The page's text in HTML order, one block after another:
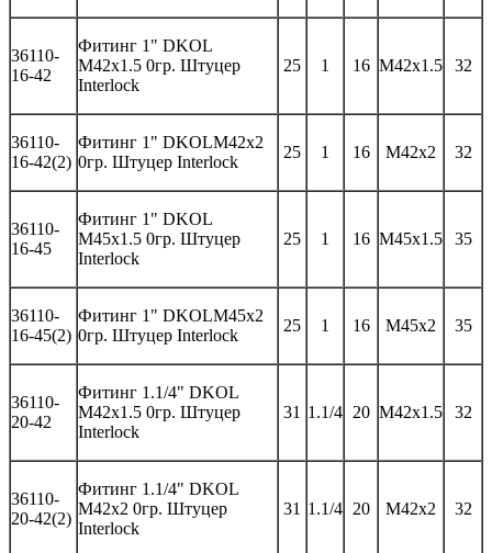
36110-
16-42
Фитинг 1" DKOL
M42x1.5 0гр. Штуцер
Interlock
25 1 16 M42x1.5 32
36110-
16-42(2)
Фитинг 1" DKOLM42x2
0гр. Штуцер Interlock
25 1 16 M42x2 32
36110-
16-45
Фитинг 1" DKOL
M45x1.5 0гр. Штуцер
Interlock
25 1 16 M45x1.5 35
36110-
16-45(2)
Фитинг 1" DKOLM45x2
0гр. Штуцер Interlock
25 1 16 M45x2 35
36110-
20-42
Фитинг 1.1/4" DKOL
M42x1.5 0гр. Штуцер
Interlock
31 1.1/4 20 M42x1.5 32
36110-
20-42(2)
Фитинг 1.1/4" DKOL
M42x2 0гр. Штуцер
Interlock
31 1.1/4 20 M42x2 32